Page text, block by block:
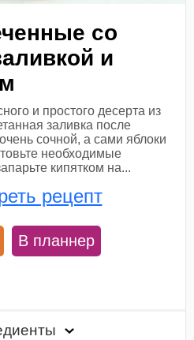
со
и
и простого десерта из
заливка после
сочной, а сами яблоки
необходимые
кипятком на...
рецепт
В планнер